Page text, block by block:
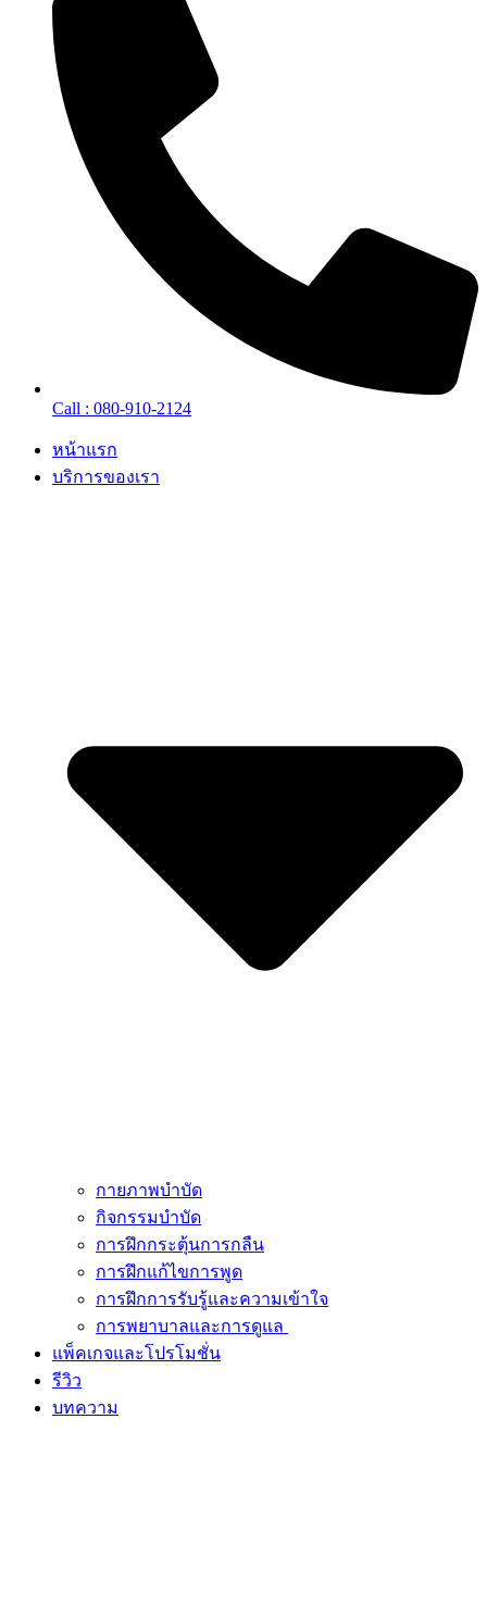
Call : 080-910-2124
หน้าแรก
บริการของเรา
กายภาพบำบัด
กิจกรรมบำบัด
การฝึกกระตุ้นการกลืน
การฝึกแก้ไขการพูด
การฝึกการรับรู้และความเข้าใจ
การพยาบาลและการดูแล
แพ็คเกจและโปรโมชั่น
รีวิว
บทความ